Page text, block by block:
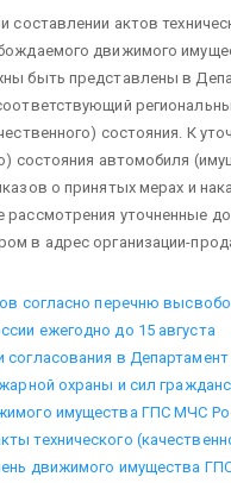
составлении актов
движимого
быть представлены в
состояния. К
состояния автомобиля
о принятых мерах и
уточненные
в адрес организации-
согласно перечню
ежегодно до 15 августа
в
охраны и сил
имущества ГПС МЧС
технического
движимого имущества